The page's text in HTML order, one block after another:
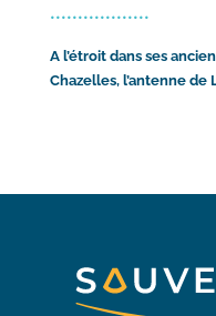
••••••••••••••••••
A l’étroit dans ses
Chazelles, l’antenne de
quelques semaines
Ce nouvel espace situé
facilitera l’accueil de
avec des enfants)